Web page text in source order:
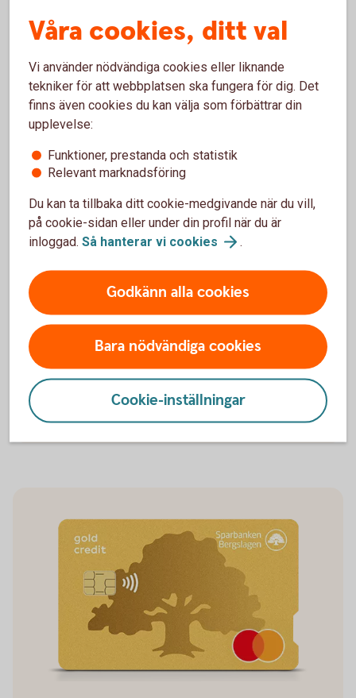
Våra kreditkort
Betal- och kreditkort Mastercard
Betal- och kreditkort Mastercard
Våra cookies, ditt val
Vi använder nödvändiga cookies eller liknande
tekniker för att webbplatsen ska fungera för dig. Det
finns även cookies du kan välja som förbättrar din
upplevelse:
Funktioner, prestanda och statistik
Relevant marknadsföring
Du kan ta tillbaka ditt cookie-medgivande när du vill,
på cookie-sidan eller under din profil när du är
inloggad. Så hanterar vi cookies .
Godkänn alla cookies
Bara nödvändiga cookies
Cookie-inställningar